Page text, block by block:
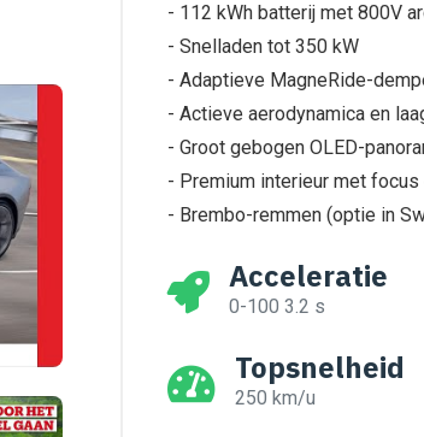
- 112 kWh batterij met 800V
- Snelladen tot 350 kW
- Adaptieve MagneRide-
- Actieve aerodynamica en
- Groot gebogen OLED-
- Premium interieur met
- Brembo-remmen (optie in
Acceleratie
0-100 3.2 s
Topsnelheid
250 km/u